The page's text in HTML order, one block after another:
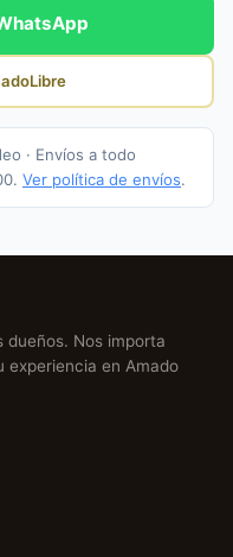
· Envíos a todo
Ver política de envíos.
dueños. Nos importa
experiencia en Amado